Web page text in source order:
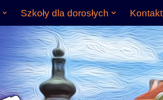
Szkoły dla dorosłych Kontakt